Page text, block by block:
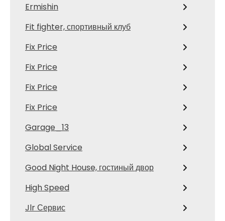
Ermishin
Fit fighter, спортивный клуб
Fix Price
Fix Price
Fix Price
Fix Price
Garage_13
Global Service
Good Night House, гостиный двор
High Speed
Jlr Сервис